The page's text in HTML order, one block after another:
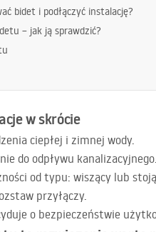
bidet i podłączyć instalację?
– jak ją sprawdzić?
w skrócie
ciepłej i zimnej wody.
do odpływu kanalizacyjnego.
od typu: wiszący lub
przyłączy.
o bezpieczeństwie